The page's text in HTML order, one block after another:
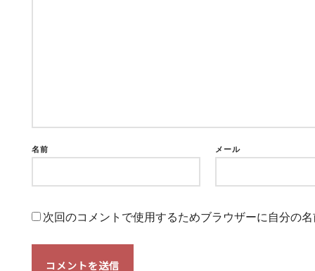
名前 メール
次回のコメントで使用するためブラウザーに自分の